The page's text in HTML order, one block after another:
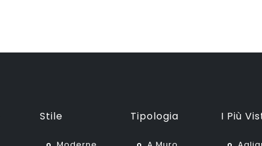
Stile Tipologia I Più